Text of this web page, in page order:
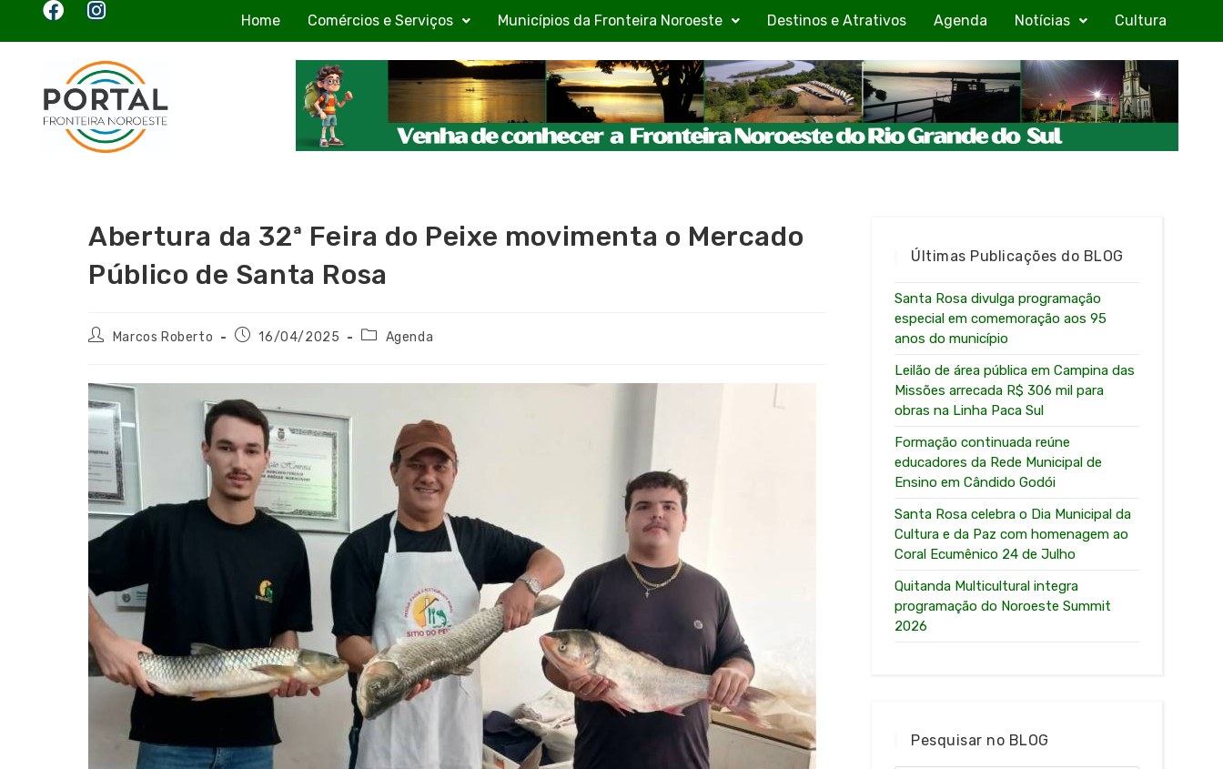
Home Comércios e Serviços Municípios da Fronteira Noroeste Destinos e Atrativos Agenda Notícias Cultura
Abertura da 32ª Feira do Peixe movimenta o Mercado
Público de Santa Rosa
Marcos Roberto 16/04/2025 Agenda
Últimas Publicações do BLOG
Santa Rosa divulga programação
especial em comemoração aos 95
anos do município
Leilão de área pública em Campina das
Missões arrecada R$ 306 mil para
obras na Linha Paca Sul
Formação continuada reúne
educadores da Rede Municipal de
Ensino em Cândido Godói
Santa Rosa celebra o Dia Municipal da
Cultura e da Paz com homenagem ao
Coral Ecumênico 24 de Julho
Quitanda Multicultural integra
programação do Noroeste Summit
2026
Pesquisar no BLOG